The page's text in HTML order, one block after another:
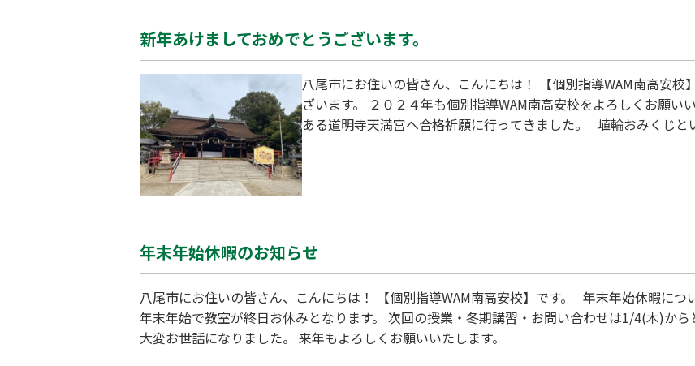
新年あけましておめでとうございます。
八尾市にお住いの皆さん、こんにちは！ 【個別指導WAM南高安
ざいます。 ２０２４年も個別指導WAM南高安校をよろしくお願
ある道明寺天満宮へ合格祈願に行ってきました。 埴輪おみくじという可愛い埴輪のおみくじがあったの
年末年始休暇のお知らせ
八尾市にお住いの皆さん、こんにちは！ 【個別指導WAM南高安校】です。 年末年始休暇に
年末年始で教室が終日お休みとなります。 次回の授業・冬期講習・お問い合わせは1/4(木)か
大変お世話になりました。 来年もよろしくお願いいたします。